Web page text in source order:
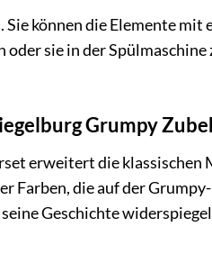
können die Elemente
oder sie in der
Grumpy
erweitert die klassischen
Farben, die auf der
Geschichte